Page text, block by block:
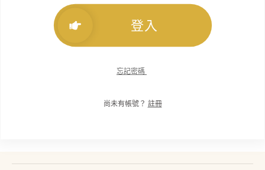
登入
忘記密碼
尚未有帳號？ 註冊